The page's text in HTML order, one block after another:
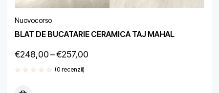
Nuovocorso
BLAT DE BUCATARIE CERAMICA TAJ MAHAL
€248,00–€257,00
(0 recenzii)